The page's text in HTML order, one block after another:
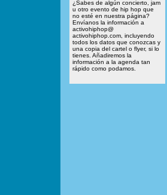
¿Sabes de algún concierto, jam
u otro evento de hip hop que
no esté en nuestra página?
Envíanos la información a
activohiphop@
activohiphop.com, incluyendo
todos los datos que conozcas y
una copia del cartel o flyer, si lo
tienes. Añadiremos la
información a la agenda tan
rápido como podamos.